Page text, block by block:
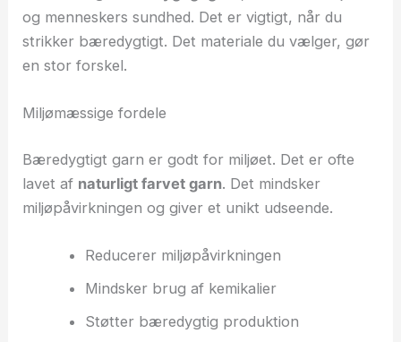
og menneskers sundhed. Det er vigtigt, når du
strikker bæredygtigt. Det materiale du vælger, gør
en stor forskel.
Miljømæssige fordele
Bæredygtigt garn er godt for miljøet. Det er ofte
lavet af naturligt farvet garn. Det mindsker
miljøpåvirkningen og giver et unikt udseende.
Reducerer miljøpåvirkningen
Mindsker brug af kemikalier
Støtter bæredygtig produktion